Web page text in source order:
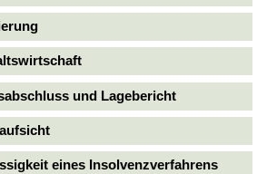
und Lagebericht
eines Insolvenzverfahrens